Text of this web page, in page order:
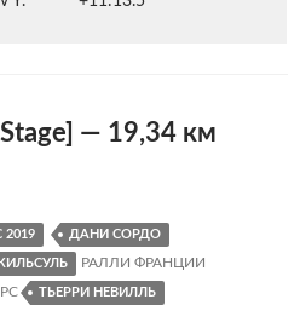
— 19,34 км
2019 ДАНИ СОРДО
РАЛЛИ ФРАНЦИИ
ТЬЕРРИ НЕВИЛЛЬ